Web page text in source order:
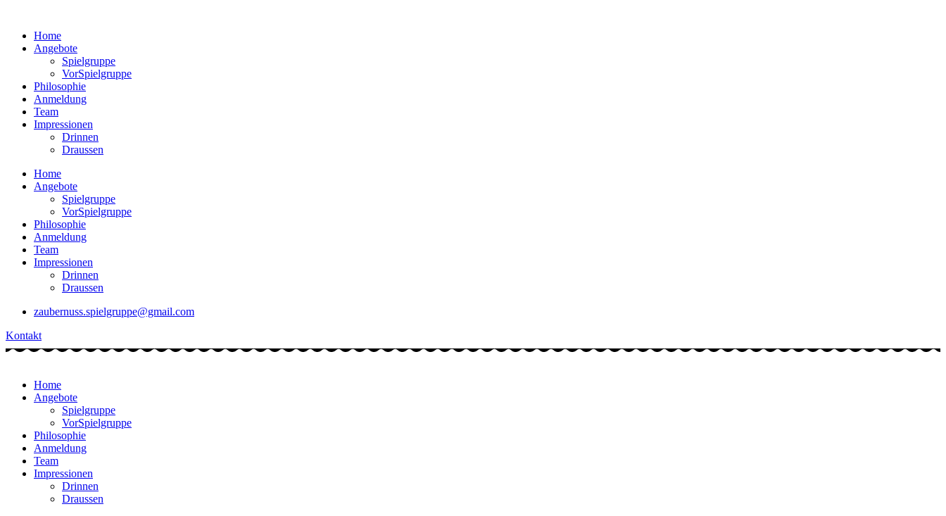
Home
Angebote
Spielgruppe
VorSpielgruppe
Philosophie
Anmeldung
Team
Impressionen
Drinnen
Draussen
Home
Angebote
Spielgruppe
VorSpielgruppe
Philosophie
Anmeldung
Team
Impressionen
Drinnen
Draussen
zaubernuss.spielgruppe@gmail.com
Kontakt
Home
Angebote
Spielgruppe
VorSpielgruppe
Philosophie
Anmeldung
Team
Impressionen
Drinnen
Draussen